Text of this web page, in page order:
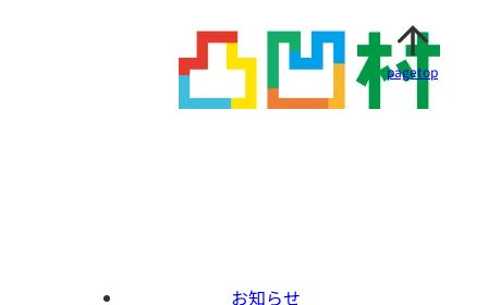
pagetop
お知らせ